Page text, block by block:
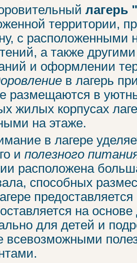
лагерь
территории,
с расположенными
а также
и оформлении
в лагерь
размещаются в
жилых корпусах
на этаже.
в лагере
и полезного
расположена
способных
на
для детей и
всевозможными